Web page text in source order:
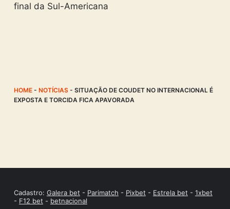
final da Sul-Americana
HOME- NOTÍCIAS- SITUAÇÃO DE COUDET NO INTERNACIONAL É
EXPOSTA E TORCIDA FICA APAVORADA
Cadastro: Galera bet - Parimatch - Pixbet - Estrela bet - 1xbet
- F12 bet - betnacional